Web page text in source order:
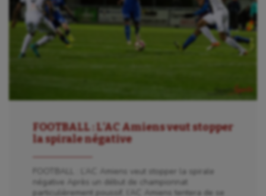
FOOTBALL : L’AC Amiens veut stopper
la spirale négative
FOOTBALL : L’AC Amiens veut stopper la spirale
négative Après un début de championnat
particulièrement poussif, l’AC Amiens tentera de se